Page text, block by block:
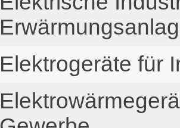
Elektrogeräte für